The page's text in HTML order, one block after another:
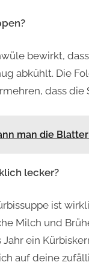
bewirkt,
abkühlt. Die
dass die
man die
lecker?
ist
Milch und
ein
auf deine